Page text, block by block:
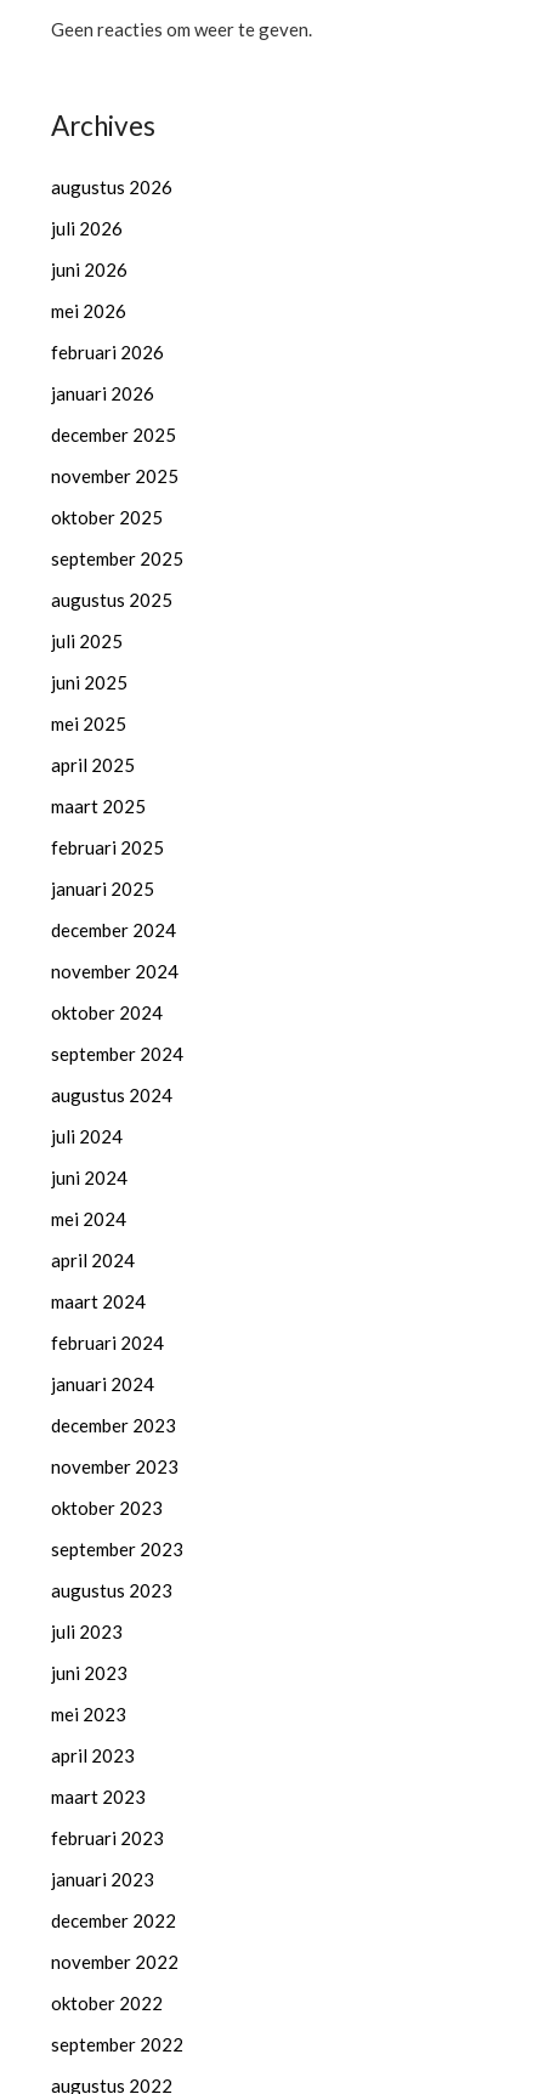
Geen reacties om weer te geven.
Archives
augustus 2026
juli 2026
juni 2026
mei 2026
februari 2026
januari 2026
december 2025
november 2025
oktober 2025
september 2025
augustus 2025
juli 2025
juni 2025
mei 2025
april 2025
maart 2025
februari 2025
januari 2025
december 2024
november 2024
oktober 2024
september 2024
augustus 2024
juli 2024
juni 2024
mei 2024
april 2024
maart 2024
februari 2024
januari 2024
december 2023
november 2023
oktober 2023
september 2023
augustus 2023
juli 2023
juni 2023
mei 2023
april 2023
maart 2023
februari 2023
januari 2023
december 2022
november 2022
oktober 2022
september 2022
augustus 2022